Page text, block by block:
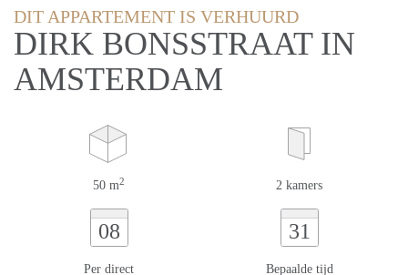
DIT APPARTEMENT IS VERHUURD
DIRK BONSSTRAAT IN
AMSTERDAM
50 m2 2 kamers
08
Per direct
31
Bepaalde tijd